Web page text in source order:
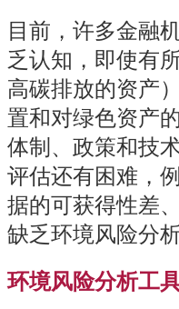
目前，许多金融
乏认知，即使有
高碳排放的资产
置和对绿色资产
体制、政策和技
评估还有困难，
据的可获得性差
缺乏环境风险分
环境风险分析工